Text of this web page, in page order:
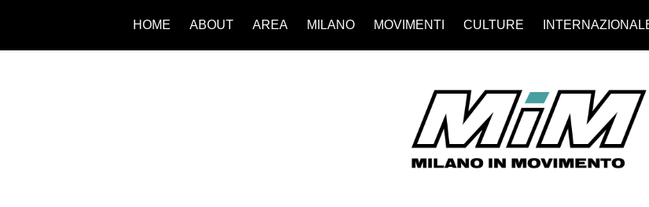
HOME ABOUT AREA MILANO MOVIMENTI CULTURE